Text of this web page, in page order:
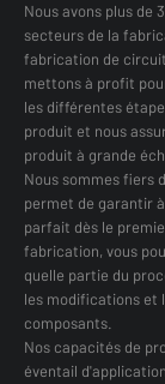
Nous avons plus de
secteurs de la
fabrication de
mettons à profit
les différentes
produit et nous
produit à grande
Nous sommes fiers
permet de garantir
parfait dès le
fabrication, vous
quelle partie du
les modifications et
composants.
Nos capacités de
éventail